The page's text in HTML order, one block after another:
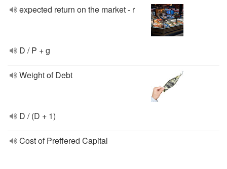
expected return on the market - r
D / P + g
Weight of Debt
D / (D + 1)
Cost of Preffered Capital